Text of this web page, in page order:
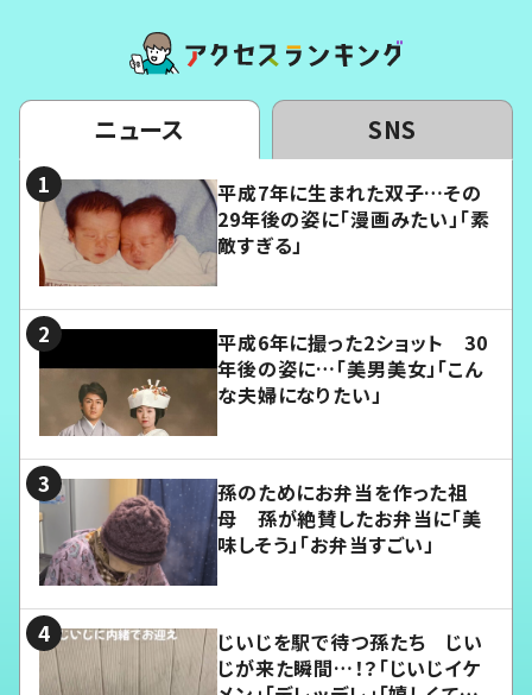
ニュース SNS
平成7年に生まれた双子…その
29年後の姿に「漫画みたい」「素
敵すぎる」
平成6年に撮った2ショット 30
年後の姿に…「美男美女」「こん
な夫婦になりたい」
孫のためにお弁当を作った祖
母 孫が絶賛したお弁当に「美
味しそう」「お弁当すごい」
じいじを駅で待つ孫たち じい
じが来た瞬間…！？「じいじイケ